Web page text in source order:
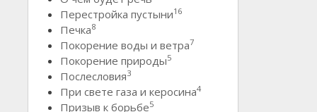
Перестройка пустыни16
Печка8
Покорение воды и ветра7
Покорение природы5
Послесловия3
При свете газа и керосина4
Призыв к борьбе5